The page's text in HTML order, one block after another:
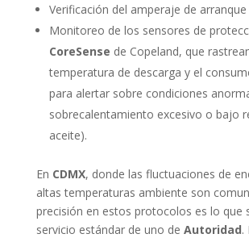
Verificación del amperaje de
Monitoreo de los sensores de
CoreSense de Copeland, que
temperatura de descarga y el
para alertar sobre condiciones
sobrecalentamiento excesivo o bajo
aceite).
En CDMX, donde las fluctuaciones de
altas temperaturas ambiente son
precisión en estos protocolos es lo que
servicio estándar de uno de Autoridad.